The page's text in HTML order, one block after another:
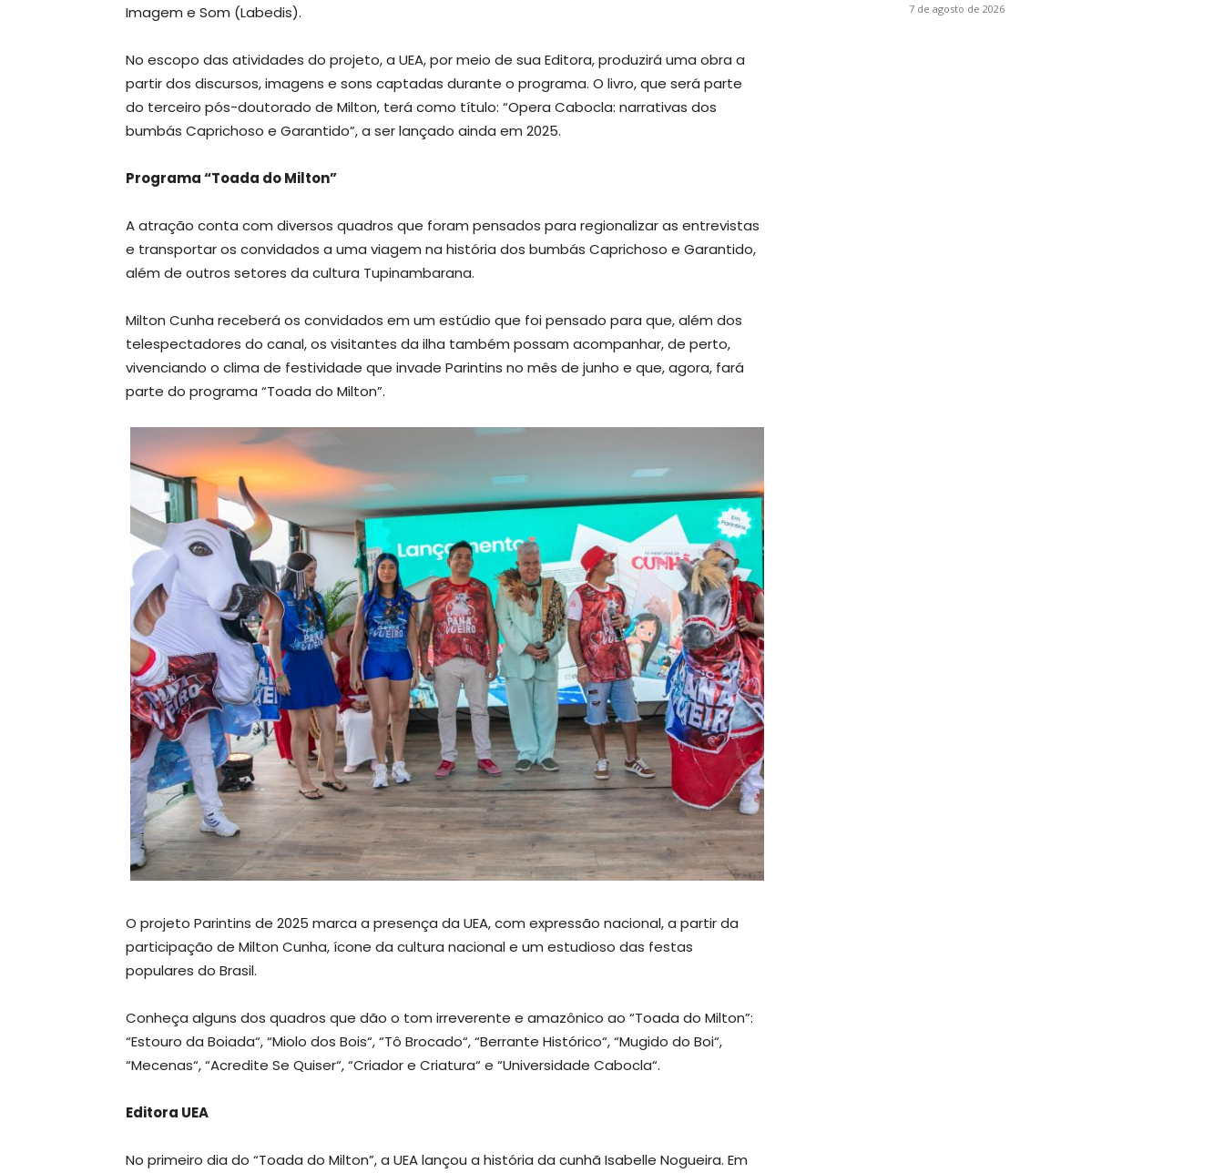
Imagem e Som (Labedis).
No escopo das atividades do projeto, a UEA, por meio de sua Editora, produzirá uma obra a
partir dos discursos, imagens e sons captadas durante o programa. O livro, que será parte
do terceiro pós-doutorado de Milton, terá como título: “Opera Cabocla: narrativas dos
bumbás Caprichoso e Garantido”, a ser lançado ainda em 2025.
Programa “Toada do Milton”
A atração conta com diversos quadros que foram pensados para regionalizar as entrevistas
e transportar os convidados a uma viagem na história dos bumbás Caprichoso e Garantido,
além de outros setores da cultura Tupinambarana.
Milton Cunha receberá os convidados em um estúdio que foi pensado para que, além dos
telespectadores do canal, os visitantes da ilha também possam acompanhar, de perto,
vivenciando o clima de festividade que invade Parintins no mês de junho e que, agora, fará
parte do programa “Toada do Milton”.
O projeto Parintins de 2025 marca a presença da UEA, com expressão nacional, a partir da
participação de Milton Cunha, ícone da cultura nacional e um estudioso das festas
populares do Brasil.
Conheça alguns dos quadros que dão o tom irreverente e amazônico ao “Toada do Milton”:
“Estouro da Boiada“, “Miolo dos Bois“, “Tô Brocado“, “Berrante Histórico“, “Mugido do Boi“,
“Mecenas“, “Acredite Se Quiser“, “Criador e Criatura“ e “Universidade Cabocla“.
Editora UEA
No primeiro dia do “Toada do Milton”, a UEA lançou a história da cunhã Isabelle Nogueira. Em
7 de agosto de 2026